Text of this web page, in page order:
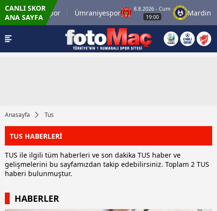
CANLI SKOR
ANA SAYFA
İstanbulspor Ümraniyespor
8.8.2026 - Cum
19:00
Mardin
Anasayfa Tus
TUS HABERLERİ
TUS ile ilgili tüm haberleri ve son dakika TUS haber ve
gelişmelerini bu sayfamızdan takip edebilirsiniz. Toplam 2 TUS
haberi bulunmuştur.
HABERLER